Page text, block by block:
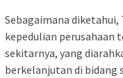
Sebagaimana diketahui,
kepedulian perusahaan
sekitarnya, yang
berkelanjutan di bidang